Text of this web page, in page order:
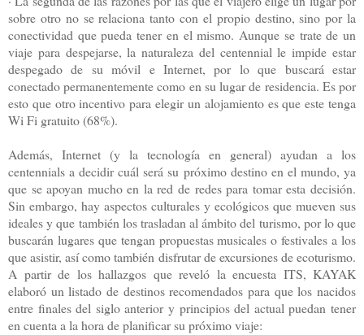
sobre otro no se relaciona tanto con el propio destino, sino por la
conectividad que pueda tener en el mismo. Aunque se trate de un
viaje para despejarse, la naturaleza del centennial le impide estar
despegado de su móvil e Internet, por lo que buscará estar
conectado permanentemente como en su lugar de residencia. Es por
esto que otro incentivo para elegir un alojamiento es que este tenga
Wi Fi gratuito (68%).
Además, Internet (y la tecnología en general) ayudan a los
centennials a decidir cuál será su próximo destino en el mundo, ya
que se apoyan mucho en la red de redes para tomar esta decisión.
Sin embargo, hay aspectos culturales y ecológicos que mueven sus
ideales y que también los trasladan al ámbito del turismo, por lo que
buscarán lugares que tengan propuestas musicales o festivales a los
que asistir, así como también disfrutar de excursiones de ecoturismo.
A partir de los hallazgos que reveló la encuesta ITS, KAYAK
elaboró un listado de destinos recomendados para que los nacidos
entre finales del siglo anterior y principios del actual puedan tener
en cuenta a la hora de planificar su próximo viaje: